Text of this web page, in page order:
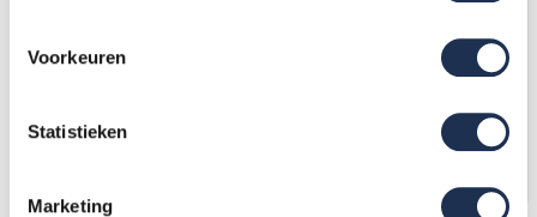
Voorkeuren
Statistieken
Marketing
werkhoogte
(ex. btw)